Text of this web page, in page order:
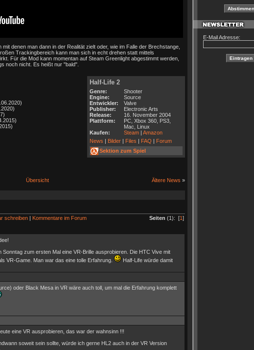
denen man dann in der Realität zielt oder, wie im Falle der Brechstange,
Trackingbereich kann man sich in echt drehen statt mittels
Für die Mod kann momentan auf Steam Greenlight abgestimmt werden,
noch nicht. Es heißt nur "bald".
Half-Life 2
Genre:
Shooter
Engine:
Source
Entwickler:
Valve
Publisher:
Electronic Arts
Release:
16. November 2004
Plattform:
PC, Xbox 360, PS3,
Mac, Linux
Kaufen:
Steam| Amazon
News | Bilder| Files | FAQ | Forum
Sektion zum Spiel
Übersicht Ältere News »
schreiben| Kommentare im Forum Seiten (1): [1]
Sonntag zum ersten Mal eine VR-Brille ausprobieren. Die HTC Vive mit
VR-Game. Man war das eine tolle Erfahrung.
Half-Life würde damit
oder Black Mesa in VR wäre auch toll, um mal die Erfahrung komplett
eine VR ausprobieren, das war der wahnsinn !!!
soweit sein sollte, würde ich gerne HL2 auch in der VR Version
E-Mail Adresse: